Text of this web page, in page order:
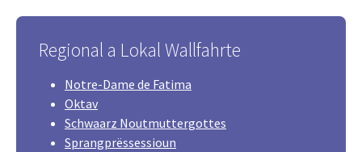
Regional a Lokal Wallfahrte
Notre-Dame de Fatima
Oktav
Schwaarz Noutmuttergottes
Sprangprëssessioun